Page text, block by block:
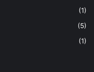
(1)
(5)
(1)